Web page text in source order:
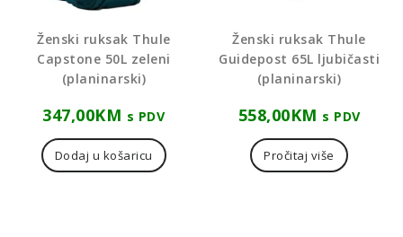
Ženski ruksak Thule
Capstone 50L zeleni
(planinarski)
347,00KM s PDV
Dodaj u košaricu
Ženski ruksak Thule
Guidepost 65L ljubičasti
(planinarski)
558,00KM s PDV
Pročitaj više